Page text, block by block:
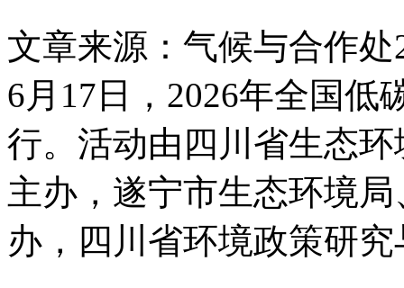
文章来源：气候与合作处
6月17日，2026年全国低
行。活动由四川省生态
主办，遂宁市生态环境
办，四川省环境政策研